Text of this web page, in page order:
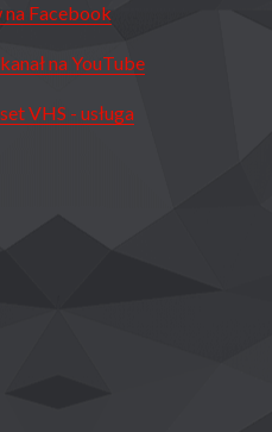
na Facebook
na YouTube
VHS - usługa